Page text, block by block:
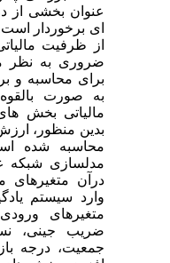
عنوان بخشی از
ای برخوردار است.
از ظرفیت
ضروری به نظر
برای محاسبه و
به صورت بالقوه
مالیاتی بخش
بدین منظور،
محاسبه شده
مدلسازی شبکه
درآن متغیرهای
وارد سیستم
متغیرهای
ضریب جینی،
جمعیت، درجه